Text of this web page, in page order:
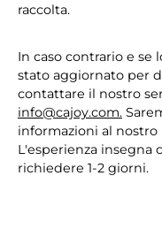
raccolta.
In caso contrario e se
stato aggiornato per
contattare il nostro
info@cajoy.com.
informazioni al
L'esperienza insegna
richiedere 1-2 giorni.